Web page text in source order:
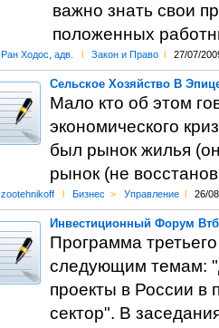
важно знать свои
положенных
Ран Ходос, адв. l Закон и Право l 27/07/
Сельское Хозяйство В
Мало кто об этом
экономического
был рынок жилья
рынок (не
zootehnikoff l Бизнес > Управление l 26/
Инвестиционный Форум Втб
Программа
следующим темам:
проекты в России в
сектор". В